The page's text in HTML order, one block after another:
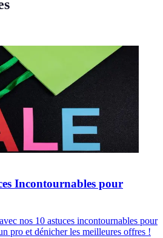
Incontournables pour
nos 10 astuces incontournables pour
pro et dénicher les meilleures offres !